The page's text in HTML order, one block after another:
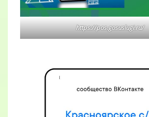
https://pos.gosuslugi.ru/